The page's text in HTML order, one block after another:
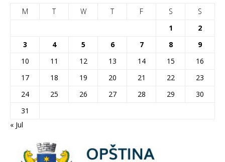
M
T W T F S
S
1
2
3
4 5 6 7 8
9
10
11 12 13 14 15
16
17
18 19 20 21 22
23
24
25 26 27 28 29
30
31
« Jul